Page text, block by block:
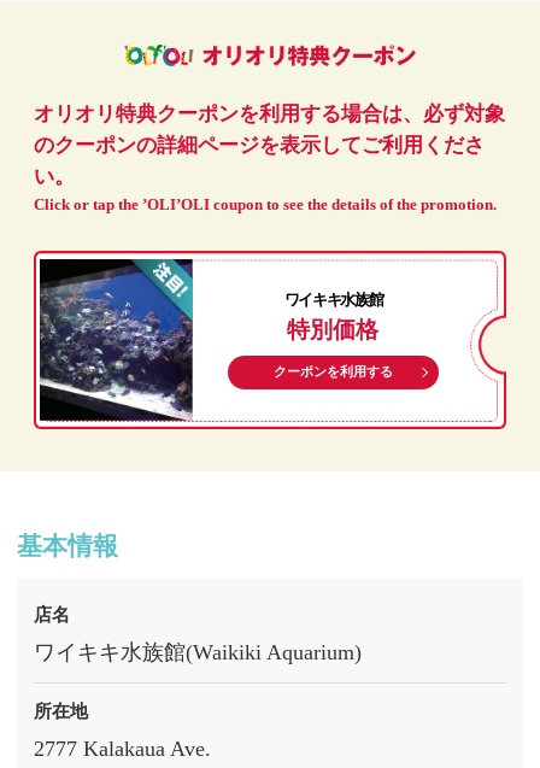
オリオリ特典クーポンを利用する場合は、必ず対象
のクーポンの詳細ページを表示してご利用くださ
い。
Click or tap the ’OLI’OLI coupon to see the details of the promotion.
ワイキキ水族館
特別価格
クーポンを利用する
基本情報
店名
ワイキキ水族館(Waikiki Aquarium)
所在地
2777 Kalakaua Ave.